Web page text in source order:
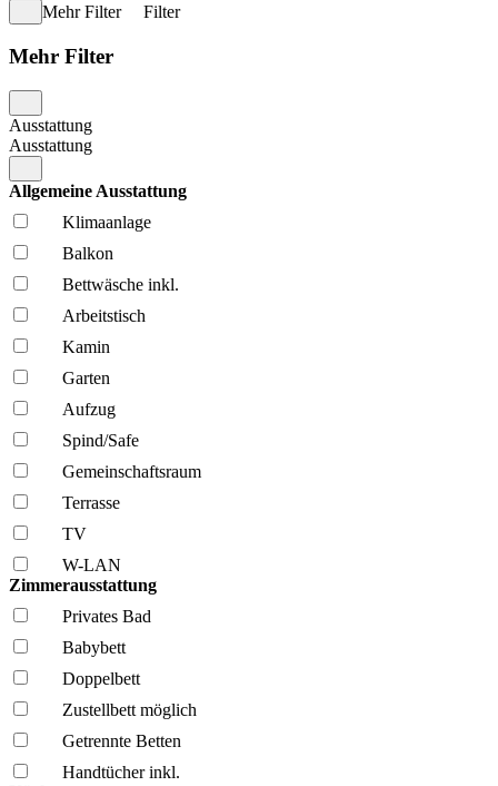
Mehr Filter
Filter
Mehr Filter
Ausstattung
Ausstattung
Allgemeine Ausstattung
Klima­anlage
Balkon
Bettwäsche inkl.
Arbeitstisch
Kamin
Garten
Aufzug
Spind/Safe
Gemeinschafts­raum
Terrasse
TV
W-LAN
Zimmerausstattung
Privates Bad
Babybett
Doppelbett
Zustellbett möglich
Getrennte Betten
Handtücher inkl.